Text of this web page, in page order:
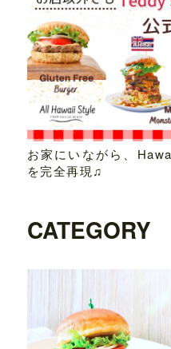
お家にいながら、
を完全再現♫
CATEGORY